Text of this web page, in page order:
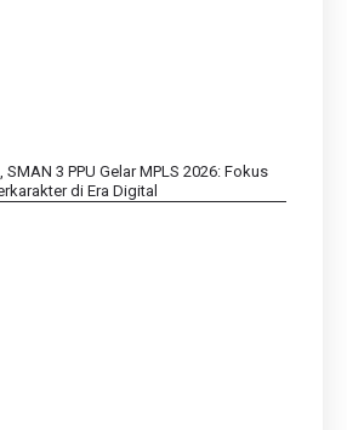
3 PPU Gelar MPLS 2026: Fokus
di Era Digital